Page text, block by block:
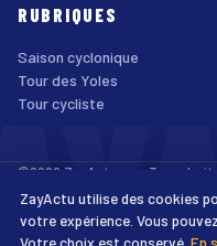
RUBRIQUES
Saison cyclonique
Tour des Yoles
Tour cycliste
©2026 ZayActu.org. Tous
Agency
Mentions légales
Confidentialité
ZayActu utilise des cookies
votre expérience. Vous
Votre choix est conservé. En